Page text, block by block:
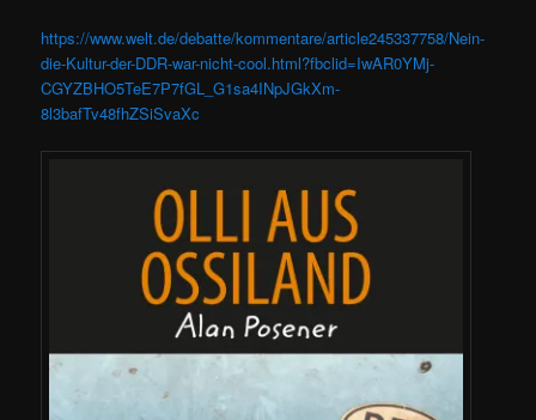
https://www.welt.de/debatte/kommentare/article245337758/Nein-
die-Kultur-der-DDR-war-nicht-cool.html?fbclid=IwAR0YMj-
CGYZBHO5TeE7P7fGL_G1sa4INpJGkXm-
8l3bafTv48fhZSiSvaXc